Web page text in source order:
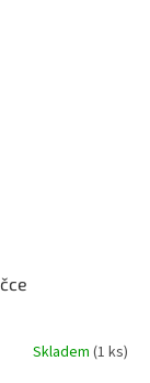
Skladem (1 ks)